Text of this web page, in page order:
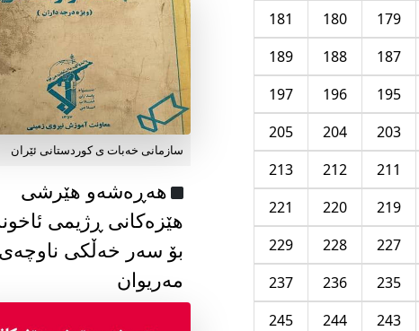
179
180
181
187
188
189
195
196
197
203
204
205
211
212
213
219
220
221
227
228
229
235
236
237
243
244
245
سازمانی خەبات ی كوردستانی ئێران
هەڕەشەو هێرشی
هێزەکانی ڕژیمی
بۆ سەر خەڵکی
مەریوان